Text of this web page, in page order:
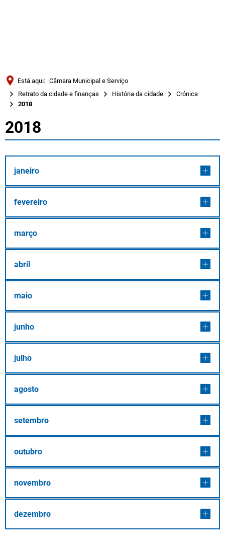
Deutsch
Está aqui: Câmara Municipal e Serviço
Retrato da cidade e finanças
História da cidade
Crónica
2018
2018
2018
janeiro
fevereiro
março
abril
maio
junho
julho
agosto
setembro
outubro
novembro
dezembro